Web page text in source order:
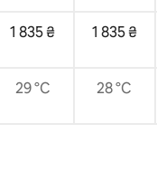
1 835 ₴ 1 835 ₴
29 °C 28 °C